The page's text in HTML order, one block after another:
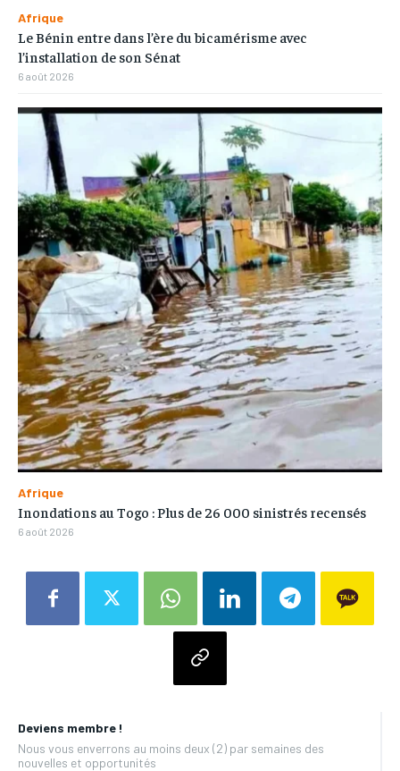
Deviens membre !
Nous vous enverrons au moins deux (2) par semaines des
nouvelles et opportunités
Afrique
Le Bénin entre dans l’ère du bicamérisme avec
l’installation de son Sénat
6 août 2026
Afrique
Inondations au Togo : Plus de 26 000 sinistrés recensés
6 août 2026